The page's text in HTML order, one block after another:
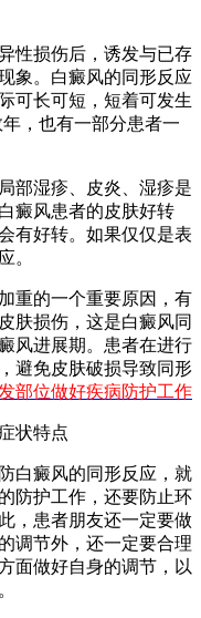
损伤后，诱发与已存
象。白癜风的同形反应
可长可短，短着可发生
，也有一部分患者一
湿疹、皮炎、湿疹是
癜风患者的皮肤好转
有好转。如果仅仅是表
。
的一个重要原因，有
肤损伤，这是白癜风同
风进展期。患者在进行
避免皮肤破损导致同形
部位做好疾病防护工作
状特点
癜风的同形反应，就
防护工作，还要防止环
，患者朋友还一定要做
调节外，还一定要合理
面做好自身的调节，以